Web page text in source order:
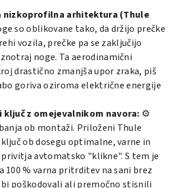
nizkoprofilna arhitektura (Thule
so oblikovane tako, da držijo prečke
vozila, prečke pa se zaključijo
noge. Ta aerodinamični
drastično zmanjša upor zraka, piš
goriva oziroma električne energije
ključ z omejevalnikom navora: ⚙️
ob montaži. Priloženi Thule
ob dosegu optimalne, varne in
avtomatsko "klikne". S tem je
100 % varna pritrditev na sani brez
bi poškodovali ali premočno stisnili